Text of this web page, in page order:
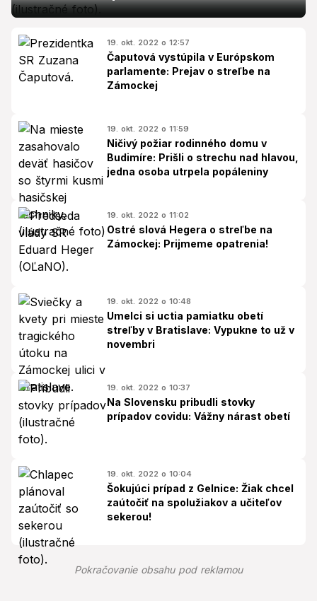
19. okt. 2022 o 12:57
Čaputová vystúpila v Európskom
parlamente: Prejav o streľbe na
Zámockej
19. okt. 2022 o 11:59
Ničivý požiar rodinného domu v
Budimíre: Prišli o strechu nad hlavou,
jedna osoba utrpela popáleniny
19. okt. 2022 o 11:02
Ostré slová Hegera o streľbe na
Zámockej: Prijmeme opatrenia!
19. okt. 2022 o 10:48
Umelci si uctia pamiatku obetí
streľby v Bratislave: Vypukne to už v
novembri
19. okt. 2022 o 10:37
Na Slovensku pribudli stovky
prípadov covidu: Vážny nárast obetí
19. okt. 2022 o 10:04
Šokujúci prípad z Gelnice: Žiak chcel
zaútočiť na spolužiakov a učiteľov
sekerou!
Pokračovanie obsahu pod reklamou